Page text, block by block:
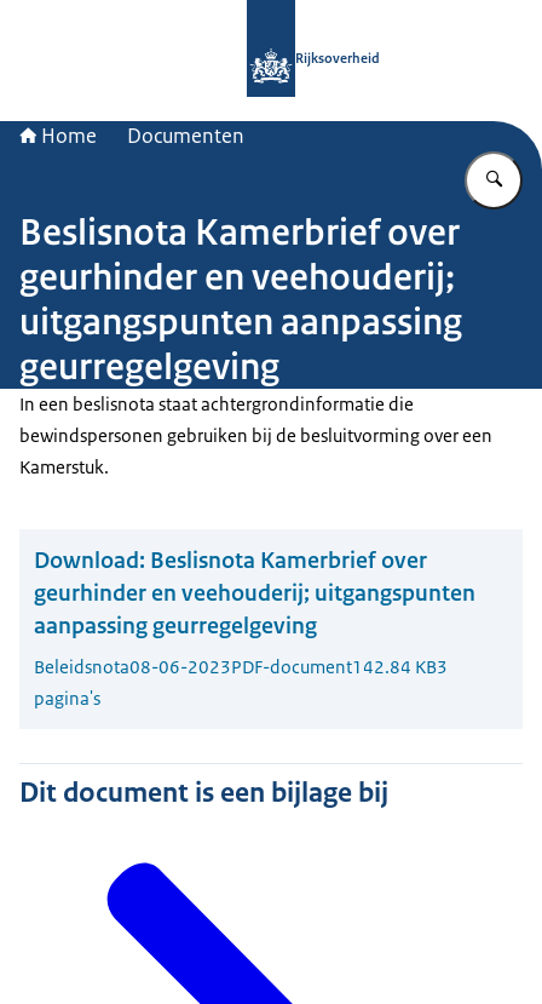
Rijksoverheid
Home Documenten
Beslisnota Kamerbrief over
geurhinder en veehouderij;
uitgangspunten aanpassing
geurregelgeving
In een beslisnota staat achtergrondinformatie die
bewindspersonen gebruiken bij de besluitvorming over een
Kamerstuk.
Download: Beslisnota Kamerbrief over
geurhinder en veehouderij; uitgangspunten
aanpassing geurregelgeving
Beleidsnota08-06-2023PDF-document142.84 KB3
pagina's
Dit document is een bijlage bij